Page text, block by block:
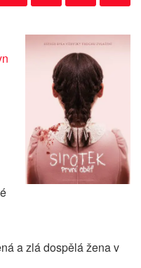
a zlá dospělá žena v